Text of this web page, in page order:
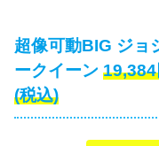
超像可動BIG ジョ
ークイーン
(税込)